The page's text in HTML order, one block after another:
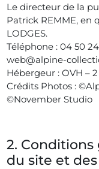
Le directeur de la
Patrick REMME, en
LODGES.
Téléphone : 04 50
web@alpine-
Hébergeur : OVH –
Crédits Photos :
©November Studio
2. Conditions
du site et